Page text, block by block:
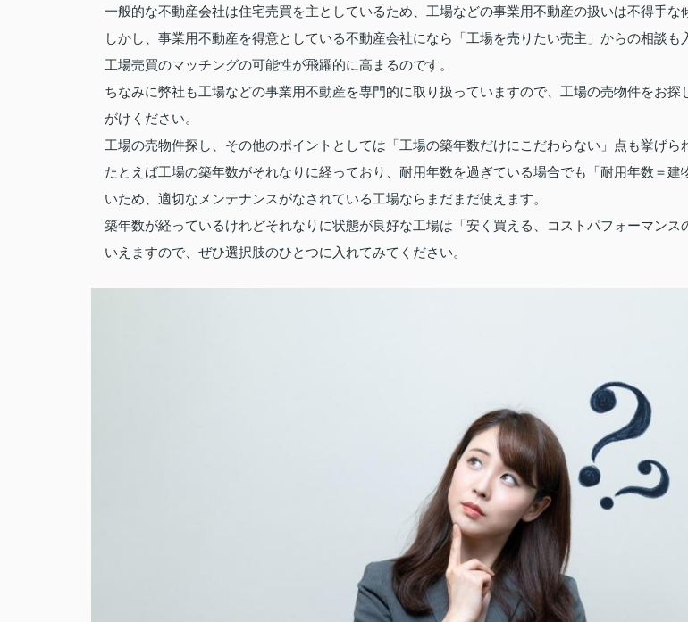
一般的な不動産会社は住宅売買を主としているため、工場などの事業用不動産の扱いは不得手な
しかし、事業用不動産を得意としている不動産会社になら「工場を売りたい売主」からの相談も
工場売買のマッチングの可能性が飛躍的に高まるのです。
ちなみに弊社も工場などの事業用不動産を専門的に取り扱っていますので、工場の売物件をお探
がけください。
工場の売物件探し、その他のポイントとしては「工場の築年数だけにこだわらない」点も挙げら
たとえば工場の築年数がそれなりに経っており、耐用年数を過ぎている場合でも「耐用年数＝建
いため、適切なメンテナンスがなされている工場ならまだまだ使えます。
築年数が経っているけれどそれなりに状態が良好な工場は「安く買える、コストパフォーマンス
いえますので、ぜひ選択肢のひとつに入れてみてください。